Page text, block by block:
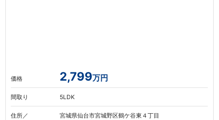
価格 2,799万円
間取り 5LDK
住所／
宮城県仙台市宮城野区鶴ケ谷東４丁目